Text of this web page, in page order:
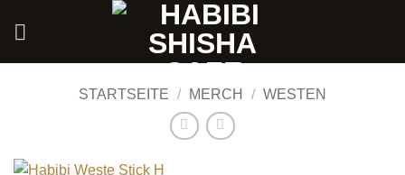
STARTSEITE / MERCH / WESTEN